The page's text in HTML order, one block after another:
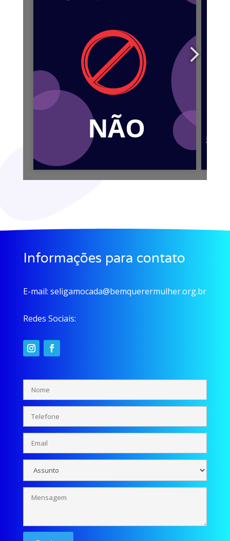
Informações para contato
E-mail: seligamocada@bemquerermulher.org.br
Redes Sociais: